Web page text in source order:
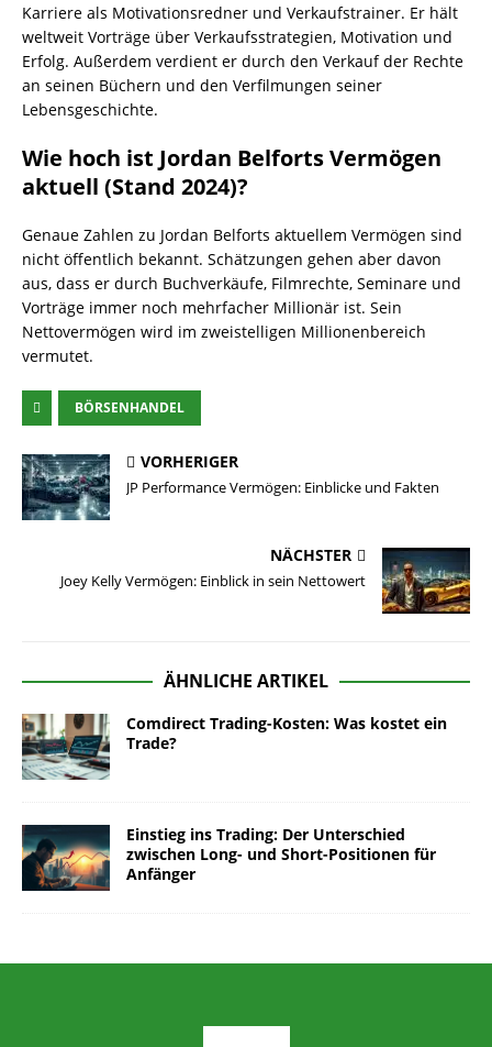
Karriere als Motivationsredner und Verkaufstrainer. Er hält
weltweit Vorträge über Verkaufsstrategien, Motivation und
Erfolg. Außerdem verdient er durch den Verkauf der Rechte
an seinen Büchern und den Verfilmungen seiner
Lebensgeschichte.
Wie hoch ist Jordan Belforts Vermögen
aktuell (Stand 2024)?
Genaue Zahlen zu Jordan Belforts aktuellem Vermögen sind
nicht öffentlich bekannt. Schätzungen gehen aber davon
aus, dass er durch Buchverkäufe, Filmrechte, Seminare und
Vorträge immer noch mehrfacher Millionär ist. Sein
Nettovermögen wird im zweistelligen Millionenbereich
vermutet.
BÖRSENHANDEL
VORHERIGER
JP Performance Vermögen: Einblicke und Fakten
NÄCHSTER
Joey Kelly Vermögen: Einblick in sein Nettowert
ÄHNLICHE ARTIKEL
Comdirect Trading-Kosten: Was kostet ein
Trade?
Einstieg ins Trading: Der Unterschied
zwischen Long- und Short-Positionen für
Anfänger